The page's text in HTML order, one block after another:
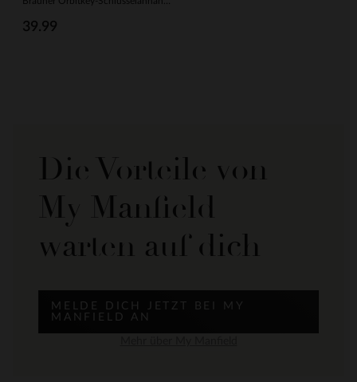
39.99
Die Vorteile von
My Manfield
warten auf dich
MELDE DICH JETZT BEI MY
MANFIELD AN